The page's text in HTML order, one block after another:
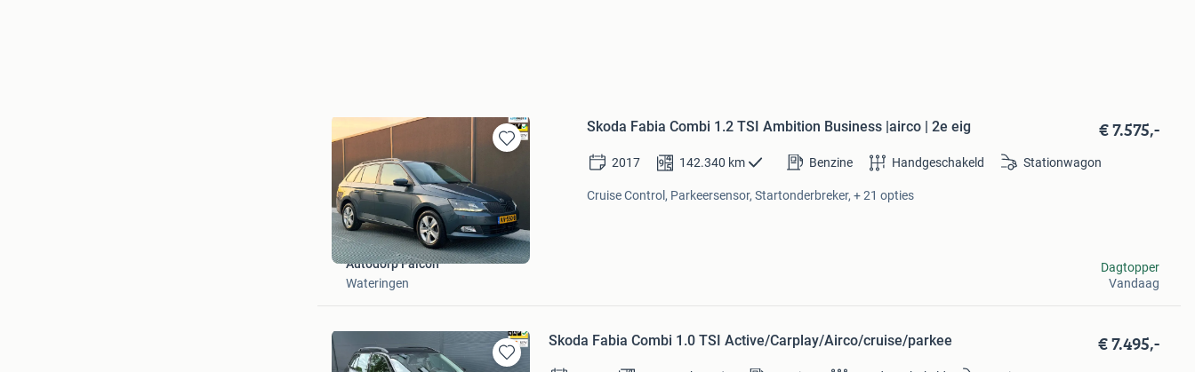
Bewaren
Mijn
Favorieten
Skoda Fabia Combi 1.2 TSI Ambition Business |airco | 2e eig € 7.575,-
2017 142.340 km Benzine Handgeschakeld Stationwagon
Cruise Control, Parkeersensor, Startonderbreker, + 21 opties
Autodorp Falcon
Wateringen
Dagtopper
Vandaag
Skoda Fabia Combi 1.0 TSI Active/Carplay/Airco/cruise/parkee € 7.495,-